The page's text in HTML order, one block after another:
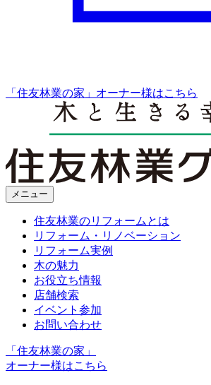
「住友林業の家」オーナー様はこちら
メニュー
住友林業のリフォームとは
リフォーム・リノベーション
リフォーム実例
木の魅力
お役立ち情報
店舗検索
イベント参加
お問い合わせ
「住友林業の家」
オーナー様はこちら